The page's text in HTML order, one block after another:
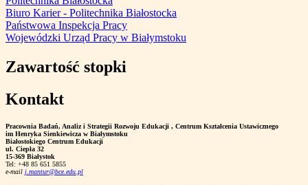
Biuro Karier - Politechnika Białostocka
Państwowa Inspekcja Pracy
Wojewódzki Urząd Pracy w Białymstoku
Zawartość stopki
Kontakt
Pracownia Badań, Analiz i Strategii Rozwoju Edukacji , Centrum Kształcenia Ustawicznego
im Henryka Sienkiewicza w Białymstoku
Białostokiego Centrum Edukacji
ul. Ciepła 32
15-369 Białystok
Tel: +48 85 651 5855
e-mail j.mantur@bce.edu.pl